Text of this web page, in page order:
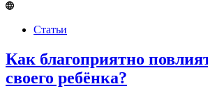
Статьи
Как благоприятно
своего ребёнка?